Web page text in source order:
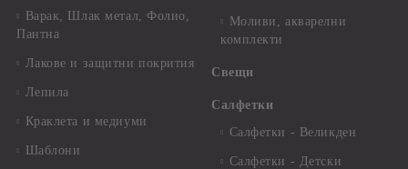
Варак, Шлак метал, Фолио,
Пантна
Лакове и защитни покрития
Лепила
Краклета и медиуми
Шаблони
Моливи, акварелни
комплекти
Свещи
Салфетки
Салфетки - Великден
Салфетки - Детски